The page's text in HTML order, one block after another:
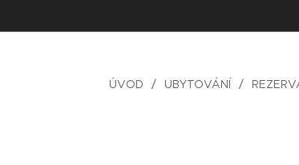
ÚVOD UBYTOVÁNÍ